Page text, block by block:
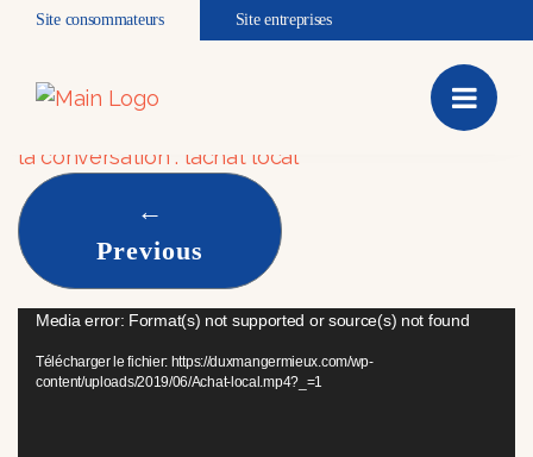
Site consommateurs Site entreprises
Achat local
Achat local
Poursuivre
la conversation : l’achat local
←
Previous
Lecteur
vidéo
Media error: Format(s) not supported or source(s) not found
Télécharger le fichier: https://duxmangermieux.com/wp-
content/uploads/2019/06/Achat-local.mp4?_=1